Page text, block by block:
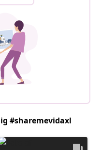
#sharemevidaxl